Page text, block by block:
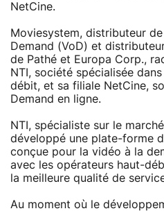
NetCine.
Moviesystem, distributeur
Demand (VoD) et
de Pathé et Europa Corp.,
NTI, société spécialisée
débit, et sa filiale NetCine,
Demand en ligne.
NTI, spécialiste sur le
développé une plate-forme
conçue pour la vidéo à la
avec les opérateurs haut-
la meilleure qualité de
Au moment où le